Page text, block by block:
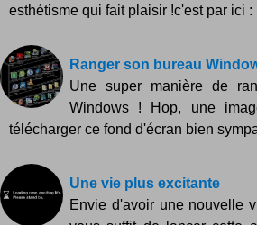
esthétisme qui fait plaisir !c'est par ici
Ranger son bureau
Une super manière de
Windows ! Hop, une
télécharger ce fond d'écran bien
Une vie plus excitante
Envie d'avoir une nouvelle